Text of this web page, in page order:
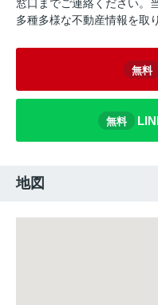
窓口までご連絡ください。
多種多様な不動産情報を取
無料
無料
地図